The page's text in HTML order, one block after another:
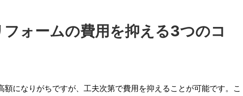
ォームの費用を抑える3つのコ
額になりがちですが、工夫次第で費用を抑えることが可能です。こ